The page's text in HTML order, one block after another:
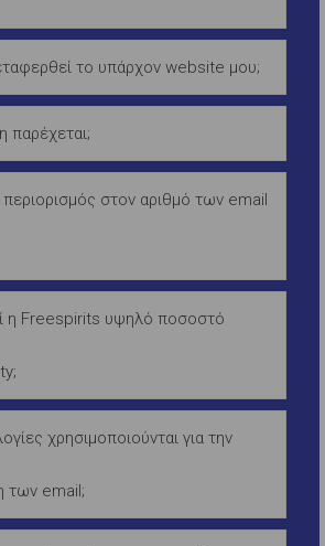
το υπάρχον website μου;
παρέχεται;
περιορισμός στον αριθμό των email
η Freespirits υψηλό ποσοστό
χρησιμοποιούνται για την
των email;